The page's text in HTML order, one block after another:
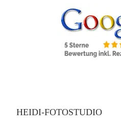
HEIDI-FOTOSTUDIO